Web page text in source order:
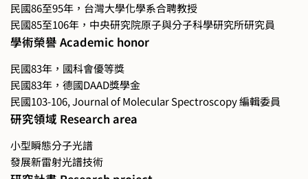
民國86至95年，台灣大學化學系合聘教授
民國85至106年，中央研究院原子與分子科學研究所研究員
學術榮譽 Academic honor
民國83年，國科會優等獎
民國83年，德國DAAD獎學金
民國103-106, Journal of Molecular Spectroscopy 編輯委員
研究領域 Research area
小型瞬態分子光譜
發展新雷射光譜技術